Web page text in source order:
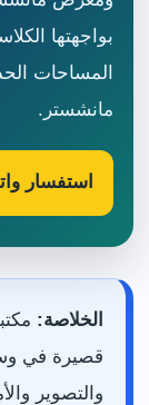
بواجهتها
المساحات
مانشستر.
استفسار
الخلاصة:
قصيرة في
والتصوير